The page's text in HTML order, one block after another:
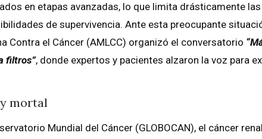
en etapas avanzadas, lo que limita drásticamente
de supervivencia. Ante esta preocupante
Contra el Cáncer (AMLCC) organizó el conversatorio
filtros”, donde expertos y pacientes alzaron la voz para
mortal
Mundial del Cáncer (GLOBOCAN), el cáncer